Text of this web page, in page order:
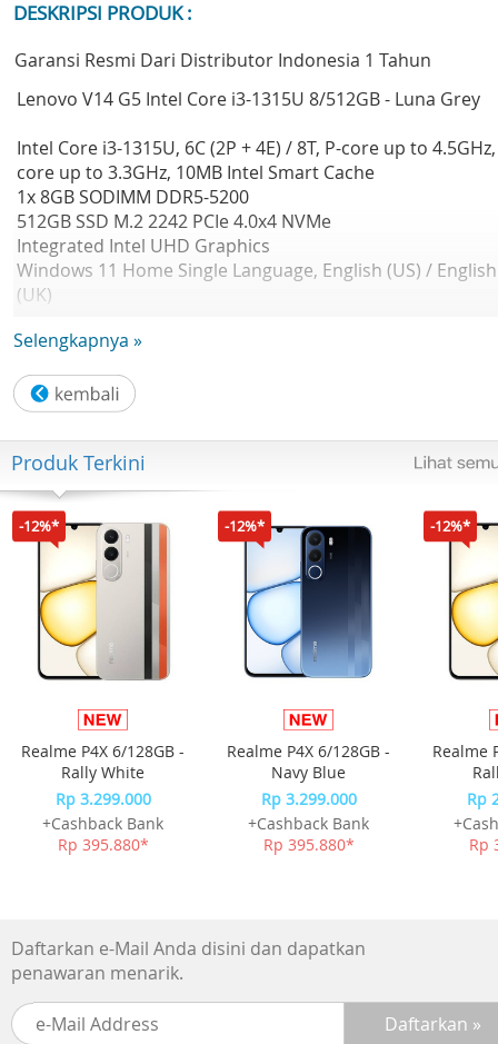
DESKRIPSI PRODUK :
Garansi Resmi Dari Distributor Indonesia 1 Tahun
Lenovo V14 G5 Intel Core i3-1315U 8/512GB - Luna Grey
Intel Core i3-1315U, 6C (2P + 4E) / 8T, P-core up to 4.5GHz,
core up to 3.3GHz, 10MB Intel Smart Cache
1x 8GB SODIMM DDR5-5200
512GB SSD M.2 2242 PCIe 4.0x4 NVMe
Integrated Intel UHD Graphics
Windows 11 Home Single Language, English (US) / English
(UK)
2Y Courier/Carry-in upgrade from 1Y Courier/Carry-in
Selengkapnya »
Produk Terkini
-12%*
Realme P4X 6/128GB -
Rally White
Rp 3.299.000
+Cashback Bank
Rp 395.880*
-12%*
Realme P4X 6/128GB -
Navy Blue
Rp 3.299.000
+Cashback Bank
Rp 395.880*
-12%*
Realme
Rp
Rp
Daftarkan e-Mail Anda disini dan dapatkan
penawaran menarik.